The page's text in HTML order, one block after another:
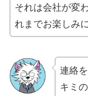
それは会社が変
れまでお楽しみに
連絡
キミ